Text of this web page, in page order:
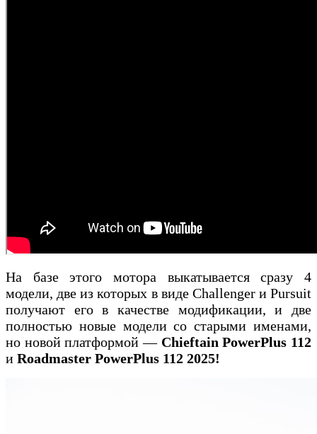
На базе этого мотора выкатывается сразу 4
модели, две из которых в виде Challenger и Pursuit
получают его в качестве модификации, и две
полностью новые модели со старыми именами,
но новой платформой — Chieftain PowerPlus 112
и Roadmaster PowerPlus 112 2025!